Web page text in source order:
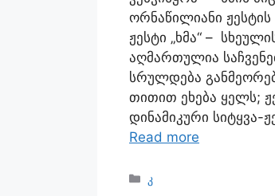
ორნაწილიანი
ჟესტი „ხმა“ –
აღმართულია
სრულდება
თითით ეხება ყელს;
დინამიკური სიტყვა-
Read more
კ